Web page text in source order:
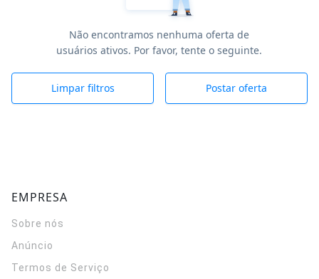
Não encontramos nenhuma oferta de
usuários ativos. Por favor, tente o seguinte.
Limpar filtros Postar oferta
EMPRESA
Sobre nós
Anúncio
Termos de Serviço